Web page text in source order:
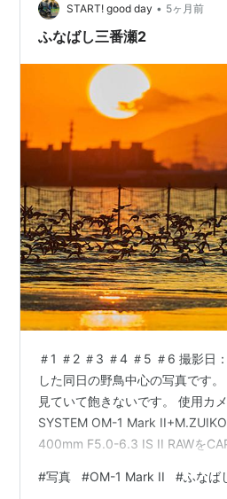
ンキング参加中写真・カ…
START! good day • 5ヶ月前
ふなばし三番瀬2
＃1 ＃2 ＃3 ＃4 ＃5 ＃6 撮影日
した同日の野鳥中心の写真です
見ていて飽きないです。 使用カ
SYSTEM OM-1 Mark
400mm F5.0-6.3 IS II RAWを
カメラランキング参加中【公式
#写真 #OM-1 Mark II #ふなば